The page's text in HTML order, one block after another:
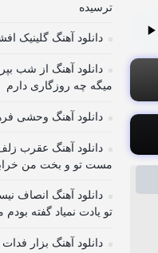
ترسیده
دانلود آهنگ گلینیک
دانلود آهنگ از شب
میگه چه روزگاری دارم
دانلود آهنگ وحشی
دانلود آهنگ عقرب
مست تو و بخت من
دانلود آهنگ انصاف
تو یادت نمیاد گفته
دانلود آهنگ بزار